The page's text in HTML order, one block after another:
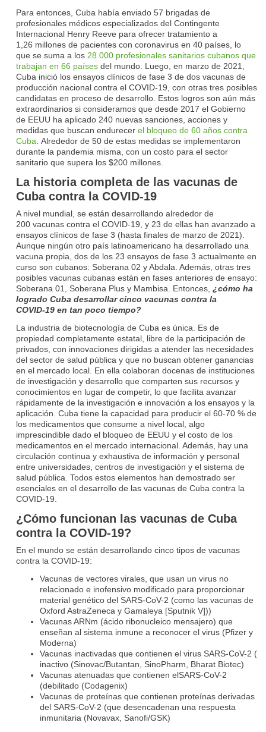
Para entonces, Cuba había enviado 57 brigadas de
profesionales médicos especializados del Contingente
Internacional Henry Reeve para ofrecer tratamiento a
1,26 millones de pacientes con coronavirus en 40 países, lo
que se suma a los 28.000 profesionales sanitarios cubanos que
trabajan en 66 países del mundo. Luego, en marzo de 2021,
Cuba inició los ensayos clínicos de fase 3 de dos vacunas de
producción nacional contra el COVID‑19, con otras tres posibles
candidatas en proceso de desarrollo. Estos logros son aún más
extraordinarios si consideramos que desde 2017 el Gobierno
de EEUU ha aplicado 240 nuevas sanciones, acciones y
medidas que buscan endurecer el bloqueo de 60 años contra
Cuba . Alrededor de 50 de estas medidas se implementaron
durante la pandemia misma, con un costo para el sector
sanitario que supera los $200 millones.
La historia completa de las vacunas de
Cuba contra la COVID-19
A nivel mundial, se están desarrollando alrededor de
200 vacunas contra el COVID‑19, y 23 de ellas han avanzado a
ensayos clínicos de fase 3 (hasta finales de marzo de 2021).
Aunque ningún otro país latinoamericano ha desarrollado una
vacuna propia, dos de los 23 ensayos de fase 3 actualmente en
curso son cubanos: Soberana 02 y Abdala. Además, otras tres
posibles vacunas cubanas están en fases anteriores de ensayo:
Soberana 01, Soberana Plus y Mambisa. Entonces, ¿cómo ha
logrado Cuba desarrollar cinco vacunas contra la
COVID‑19 en tan poco tiempo?
La industria de biotecnología de Cuba es única. Es de
propiedad completamente estatal, libre de la participación de
privados, con innovaciones dirigidas a atender las necesidades
del sector de salud pública y que no buscan obtener ganancias
en el mercado local. En ella colaboran docenas de instituciones
de investigación y desarrollo que comparten sus recursos y
conocimientos en lugar de competir, lo que facilita avanzar
rápidamente de la investigación e innovación a los ensayos y la
aplicación. Cuba tiene la capacidad para producir el 60‑70 % de
los medicamentos que consume a nivel local, algo
imprescindible dado el bloqueo de EEUU y el costo de los
medicamentos en el mercado internacional. Además, hay una
circulación continua y exhaustiva de información y personal
entre universidades, centros de investigación y el sistema de
salud pública. Todos estos elementos han demostrado ser
esenciales en el desarrollo de las vacunas de Cuba contra la
COVID‑19.
¿Cómo funcionan las vacunas de Cuba
contra la COVID-19?
En el mundo se están desarrollando cinco tipos de vacunas
contra la COVID-19:
Vacunas de vectores virales, que usan un virus no
relacionado e inofensivo modificado para proporcionar
material genético del SARS-CoV-2 (como las vacunas de
Oxford AstraZeneca y Gamaleya [Sputnik V]))
Vacunas ARNm (ácido ribonucleico mensajero) que
enseñan al sistema inmune a reconocer el virus (Pfizer y
Moderna)
Vacunas inactivadas que contienen el virus SARS-CoV-2 (
inactivo (Sinovac/Butantan, SinoPharm, Bharat Biotec)
Vacunas atenuadas que contienen elSARS-CoV-2
(debilitado (Codagenix)
Vacunas de proteínas que contienen proteínas derivadas
del SARS-CoV-2 (que desencadenan una respuesta
inmunitaria (Novavax, Sanofi/GSK)